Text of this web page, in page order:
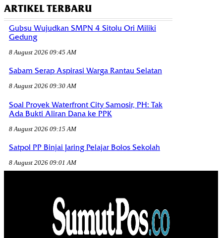
ARTIKEL TERBARU
Gubsu Wujudkan SMPN 4 Sitolu Ori Miliki
Gedung
8 August 2026 09:45 AM
Sabam Serap Aspirasi Warga Rantau Selatan
8 August 2026 09:30 AM
Soal Proyek Waterfront City Samosir, PH: Tak
Ada Bukti Aliran Dana ke PPK
8 August 2026 09:15 AM
Satpol PP Binjai Jaring Pelajar Bolos Sekolah
8 August 2026 09:01 AM